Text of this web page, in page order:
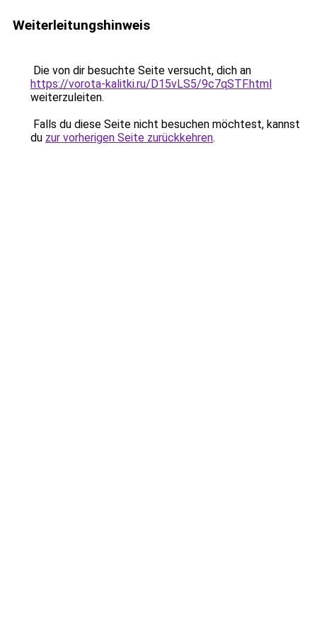
Weiterleitungshinweis
Die von dir besuchte Seite versucht, dich an
https://vorota-kalitki.ru/D15vLS5/9c7qSTF.html
weiterzuleiten.
Falls du diese Seite nicht besuchen möchtest, kannst
du zur vorherigen Seite zurückkehren.